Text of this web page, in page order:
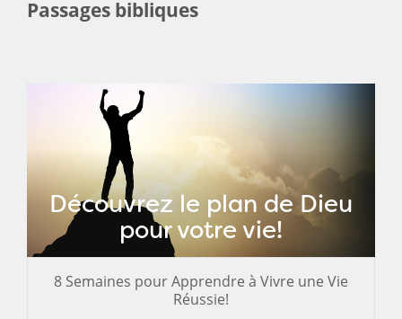
Passages bibliques
Découvrez le plan de Dieu
pour votre vie!
8 Semaines pour Apprendre à Vivre une Vie
Réussie!